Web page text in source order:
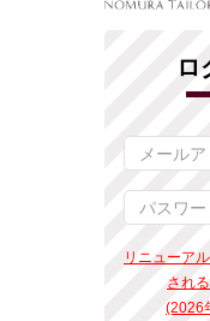
ロ
リニューア
され
(2026